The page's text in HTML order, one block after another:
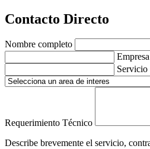
Contacto Directo
Nombre completo
Servicio
Requerimiento Técnico
Describe brevemente el servicio,